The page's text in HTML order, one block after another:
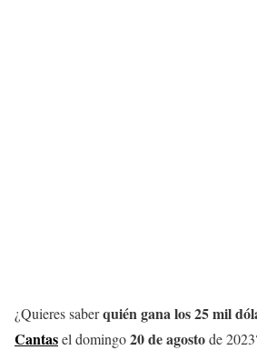
¿Quieres saberquién gana los 25 mil
Cantasel domingo20 de agostode